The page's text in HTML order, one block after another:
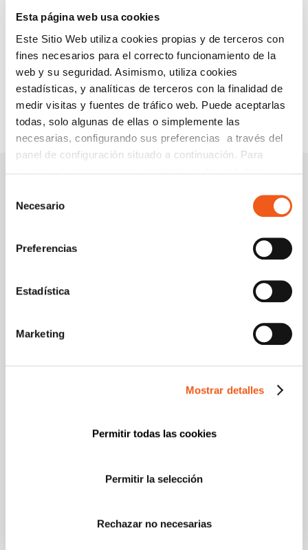
Esta página web usa cookies
Este Sitio Web utiliza cookies propias y de terceros con
fines necesarios para el correcto funcionamiento de la
web y su seguridad. Asimismo, utiliza cookies
estadísticas, y analíticas de terceros con la finalidad de
medir visitas y fuentes de tráfico web. Puede aceptarlas
todas, solo algunas de ellas o simplemente las
necesarias, configurando sus preferencias a través del
panel de configuración situado a continuación. Para
consultar nuestra política de cookies
política de cookies
Necesario
Preferencias
Estadística
Marketing
Mostrar detalles
Permitir todas las cookies
Permitir la selección
Rechazar no necesarias
PROTECCIÓN DE DATOS
SERVICIOS
WEBINARS Y PONENCIAS
La importancia de
las Copias de
LARISA HARABOR
SE CERTIFICA
Entradas relacionadas: